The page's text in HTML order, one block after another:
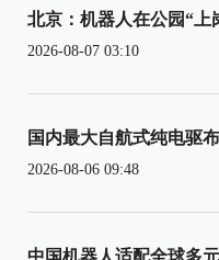
北京：机器人在公园“上
2026-08-07 03:10
国内最大自航式纯电驱
2026-08-06 09:48
中国机器人适配全球多